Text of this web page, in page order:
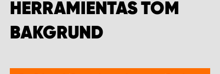
HERRAMIENTAS TOM
BAKGRUND